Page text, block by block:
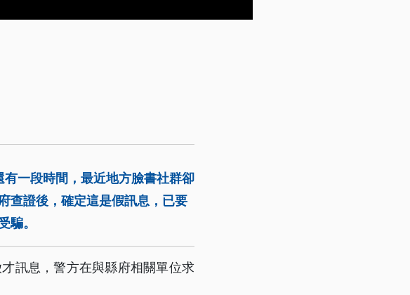
一段時間，最近地方臉書社群卻
查證後，確定這是假訊息，已要
騙。
訊息，警方在與縣府相關單位求